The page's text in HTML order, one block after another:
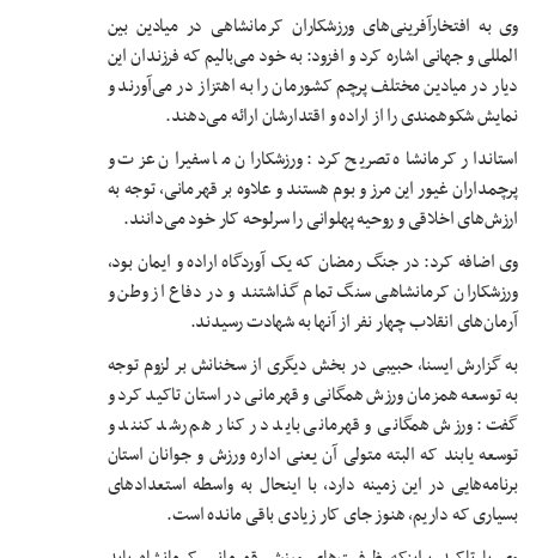
وی به افتخارآفرینی‌های ورزشکاران کرمانشاهی در میادین بین
المللی و جهانی اشاره کرد و افزود: به خود می‌بالیم که فرزندان این
دیار در میادین مختلف پرچم کشورمان را به اهتزاز در می‌آورند و
نمایش شکوهمندی را از اراده و اقتدارشان ارائه می‌دهند.
استاندار کرمانشاه تصریح کرد: ورزشکاران ما سفیران عزت و
پرچمداران غیور این مرز و بوم هستند و علاوه بر قهرمانی، توجه به
ارزش‌های اخلاقی و روحیه پهلوانی را سرلوحه کار خود می‌دانند.
وی اضافه کرد: در جنگ رمضان که یک آوردگاه اراده و ایمان بود،
ورزشکاران کرمانشاهی سنگ تمام گذاشتند و در دفاع از وطن و
آرمان‌های انقلاب چهار نفر از آنها به شهادت رسیدند.
به گزارش ایسنا، حبیبی در بخش دیگری از سخنانش بر لزوم توجه
به توسعه همزمان ورزش همگانی و قهرمانی در استان تاکید کرد و
گفت: ورزش همگانی و قهرمانی باید در کنار هم رشد کنند و
توسعه یابند که البته متولی آن یعنی اداره ورزش و جوانان استان
برنامه‌هایی در این زمینه دارد، با اینحال به واسطه استعدادهای
بسیاری که داریم، هنوز جای کار زیادی باقی مانده است.